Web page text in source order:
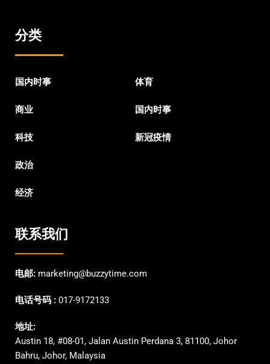
分类
国内时事
商业
科技
政治
经济
体育
国内时事
新冠疫情
联系我们
电邮: marketing@buzzytime.com
电话号码 : 017-9172133
地址:
Austin 18, #08-01, Jalan Austin Perdana 3, 81100, Johor
Bahru, Johor, Malaysia